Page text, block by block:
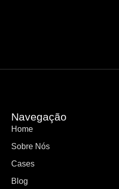
Navegação
Home
Sobre Nós
Cases
Blog